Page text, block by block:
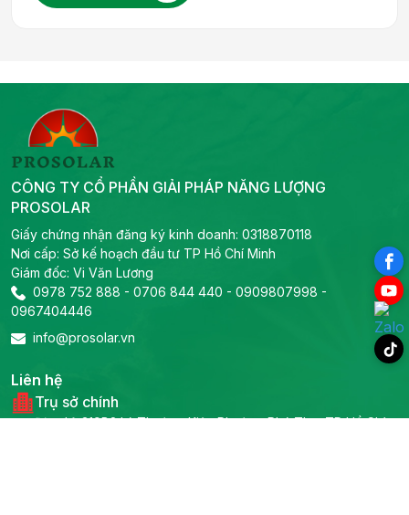
CÔNG TY CỔ PHẦN GIẢI PHÁP NĂNG LƯỢNG
PROSOLAR
Giấy chứng nhận đăng ký kinh doanh: 0318870118
Nơi cấp: Sở kế hoạch đầu tư TP Hồ Chí Minh
Giám đốc: Vi Văn Lương
0978 752 888 - 0706 844 440 - 0909807998 -
0967404446
info@prosolar.vn
Liên hệ
Trụ sở chính
Địa chỉ: 319B2 Lý Thường Kiệt, Phường Phú Thọ, TP Hồ Chí